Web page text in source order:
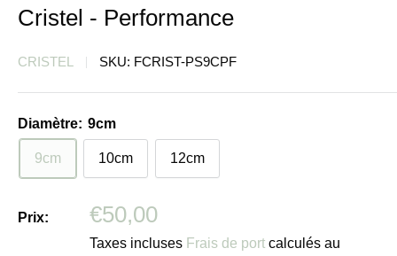
Cristel - Performance
CRISTEL SKU: FCRIST-PS9CPF
Diamètre: 9cm
9cm 10cm 12cm
Prix:
Prix
réduit
€50,00
Taxes incluses Frais de port calculés au